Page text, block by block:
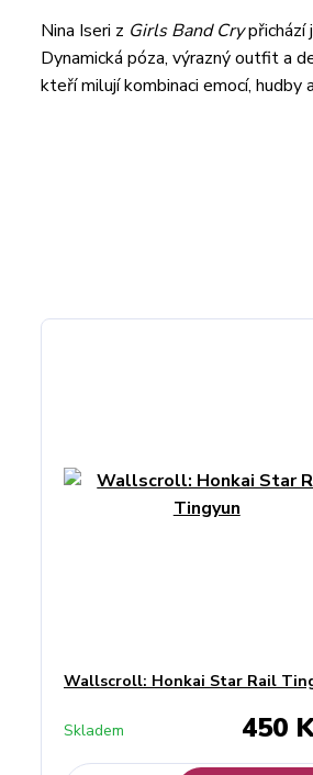
Nina Iseri z Girls Band Crypřichází
Dynamická póza, výrazný outfit a
kteří milují kombinaci emocí, hudby
Wallscroll: Honkai Star Rail
450
Skladem